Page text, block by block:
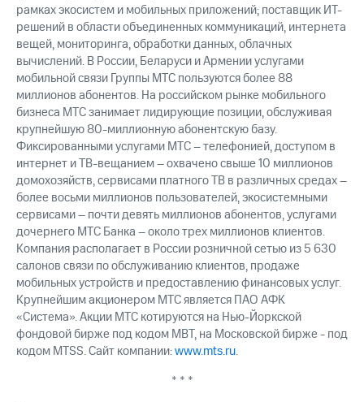
рамках экосистем и мобильных приложений; поставщик ИТ-
решений в области объединенных коммуникаций, интернета
вещей, мониторинга, обработки данных, облачных
вычислений. В России, Беларуси и Армении услугами
мобильной связи Группы МТС пользуются более 88
миллионов абонентов. На российском рынке мобильного
бизнеса МТС занимает лидирующие позиции, обслуживая
крупнейшую 80-миллионную абонентскую базу.
Фиксированными услугами МТС – телефонией, доступом в
интернет и ТВ-вещанием – охвачено свыше 10 миллионов
домохозяйств, сервисами платного ТВ в различных средах –
более восьми миллионов пользователей, экосистемными
сервисами – почти девять миллионов абонентов, услугами
дочернего МТС Банка – около трех миллионов клиентов.
Компания располагает в России розничной сетью из 5 630
салонов связи по обслуживанию клиентов, продаже
мобильных устройств и предоставлению финансовых услуг.
Крупнейшим акционером МТС является ПАО АФК
«Система». Акции МТС котируются на Нью-Йоркской
фондовой бирже под кодом MBT, на Московской бирже - под
кодом MTSS. Сайт компании:www.mts.ru.
* * *